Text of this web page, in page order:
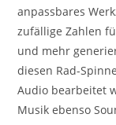
anpassbares
zufällige Zahlen
und mehr
diesen Rad-
Audio bearbeitet
Musik ebenso